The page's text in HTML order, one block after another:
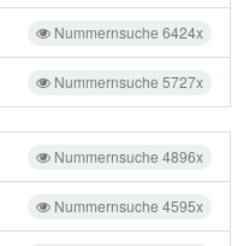
Nummernsuche 6424x
Nummernsuche 5727x
Nummernsuche 4896x
Nummernsuche 4595x